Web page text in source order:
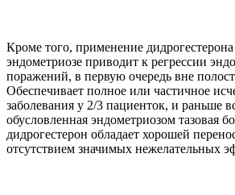
Кроме того, применение
эндометриозе приводит к регрессии
поражений, в первую очередь вне
Обеспечивает полное или частичное
заболевания у 2/3 пациенток, и раньше
обусловленная эндометриозом тазовая
дидрогестерон обладает хорошей
отсутствием значимых нежелательных